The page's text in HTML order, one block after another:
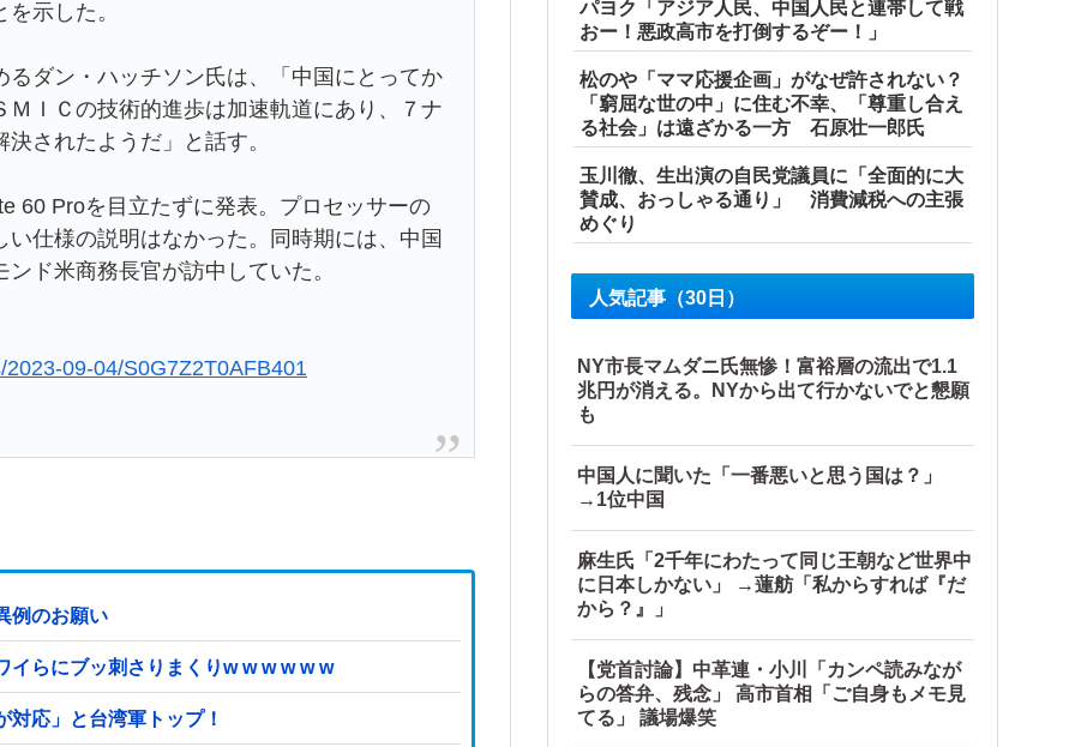
示した。
ダン・ハッチソン氏は、「中国にとってか
ＩＣの技術的進歩は加速軌道にあり、７ナ
されたようだ」と話す。
Proを目立たずに発表。プロセッサーの
仕様の説明はなかった。同時期には、中国
ド米商務長官が訪中していた。
09-04/S0G7Z2T0AFB401
例のお願い
イらにブッ刺さりまくりw w w w w w
応」と台湾軍トップ！
パヨク「アジア人民、中国人民と連帯して戦
おー！悪政高市を打倒するぞー！」
松のや「ママ応援企画」がなぜ許されない？
「窮屈な世の中」に住む不幸、「尊重し合え
る社会」は遠ざかる一方 石原壮一郎氏
玉川徹、生出演の自民党議員に「全面的に大
賛成、おっしゃる通り」 消費減税への主張
めぐり
人気記事（30日）
NY市長マムダニ氏無惨！富裕層の流出で1.1
兆円が消える。NYから出て行かないでと懇願
も
中国人に聞いた「一番悪いと思う国は？」
→1位中国
麻生氏「2千年にわたって同じ王朝など世界中
に日本しかない」 →蓮舫「私からすれば『だ
から？』」
【党首討論】中革連・小川「カンペ読みなが
らの答弁、残念」 高市首相「ご自身もメモ見
てる」 議場爆笑